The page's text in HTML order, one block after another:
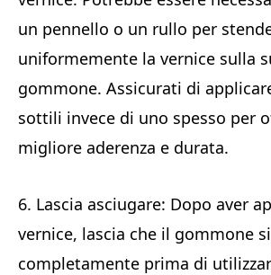
un pennello o un rullo per
uniformemente la vernice sulla
gommone. Assicurati di
sottili invece di uno spesso per
migliore aderenza e durata.
6. Lascia asciugare: Dopo aver
vernice, lascia che il gommone
completamente prima di